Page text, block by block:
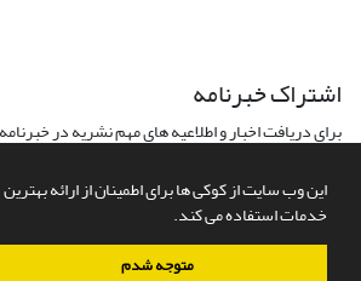
این وب سایت از کوکی ها برای اطمینان از ارائه بهترین
خدمات استفاده می کند.
متوجه شدم
اشتراک خبرنامه
برای دریافت اخبار و اطلاعیه های مهم نشریه در